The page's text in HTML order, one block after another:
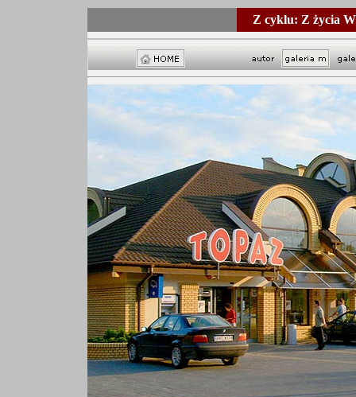
Z cyklu: Z życia